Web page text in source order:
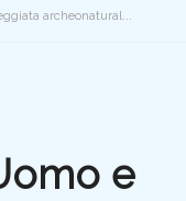
archeonatural...
e